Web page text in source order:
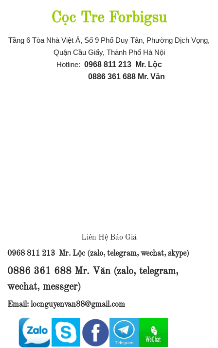
Cọc Tre Forbigsu
Tầng 6 Tòa Nhà Việt Á, Số 9 Phố Duy Tân, Phường Dịch Vọng,
Quận Cầu Giấy, Thành Phố Hà Nội
Hotline: 0968 811 213Mr. Lộc
0886 361 688 Mr. Văn
Liên Hệ Báo Giá
0968 811 213 Mr. Lộc (zalo, telegram, wechat, skype)
0886 361 688 Mr. Văn (zalo, telegram,
wechat, messger)
Email: locnguyenvan88@gmail.com